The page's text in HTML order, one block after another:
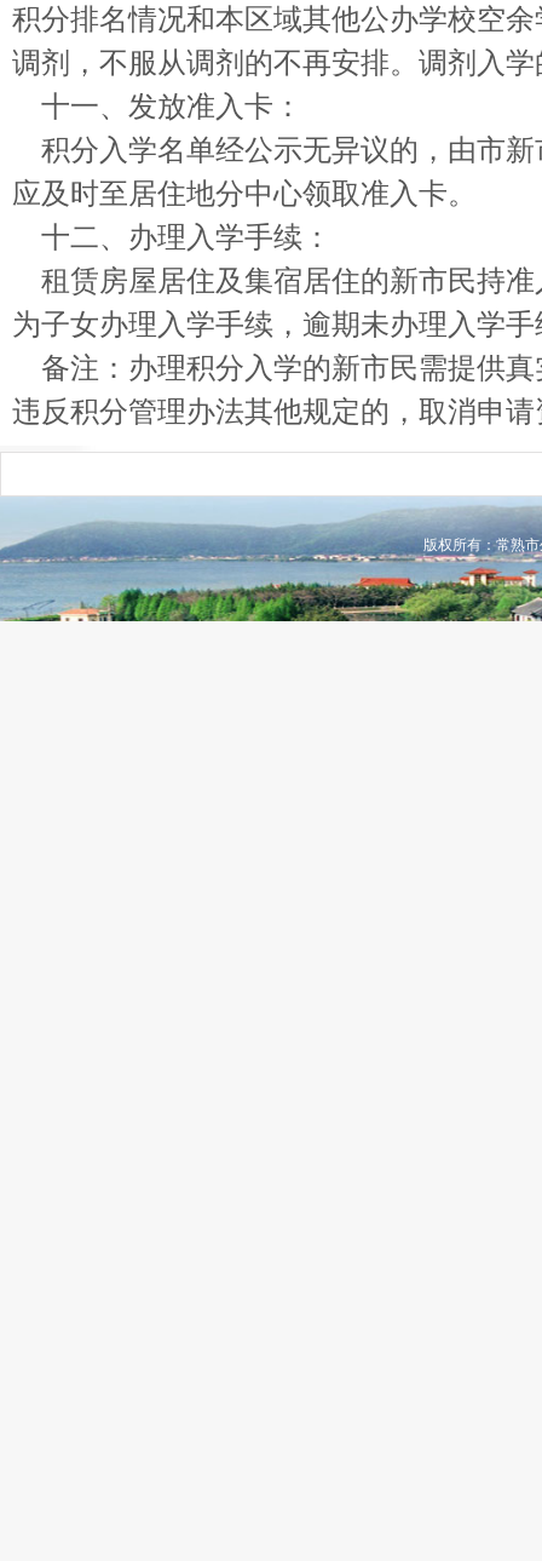
积分排名情况和本区域其他公办学校空
调剂，不服从调剂的不再安排。调剂入
十一、发放准入卡：
积分入学名单经公示无异议的，由市
应及时至居住地分中心领取准入卡。
十二、办理入学手续：
租赁房屋居住及集宿居住的新市民持
为子女办理入学手续，逾期未办理入学
备注：办理积分入学的新市民需提供
违反积分管理办法其他规定的，取消申
版权所有：常熟